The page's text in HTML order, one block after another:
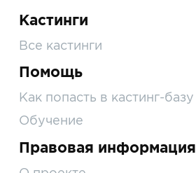
Кастинги
Все кастинги
Помощь
Как попасть в кастинг-базу
Обучение
Правовая информация